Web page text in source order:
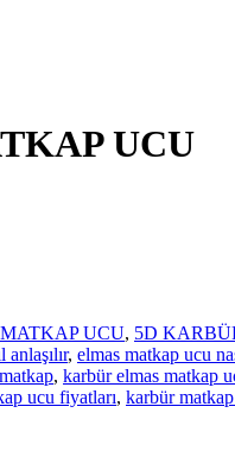
UCU
UCU, 5D
anlaşılır, elmas matkap ucu
, karbür elmas matkap
ucu fiyatları, karbür